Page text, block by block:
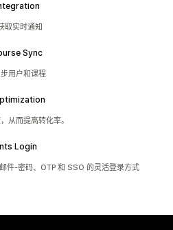
取实时通知
Sync
用户和课程
从而提高转化率。
Login
件-密码、OTP 和 SSO 的灵活登录方式